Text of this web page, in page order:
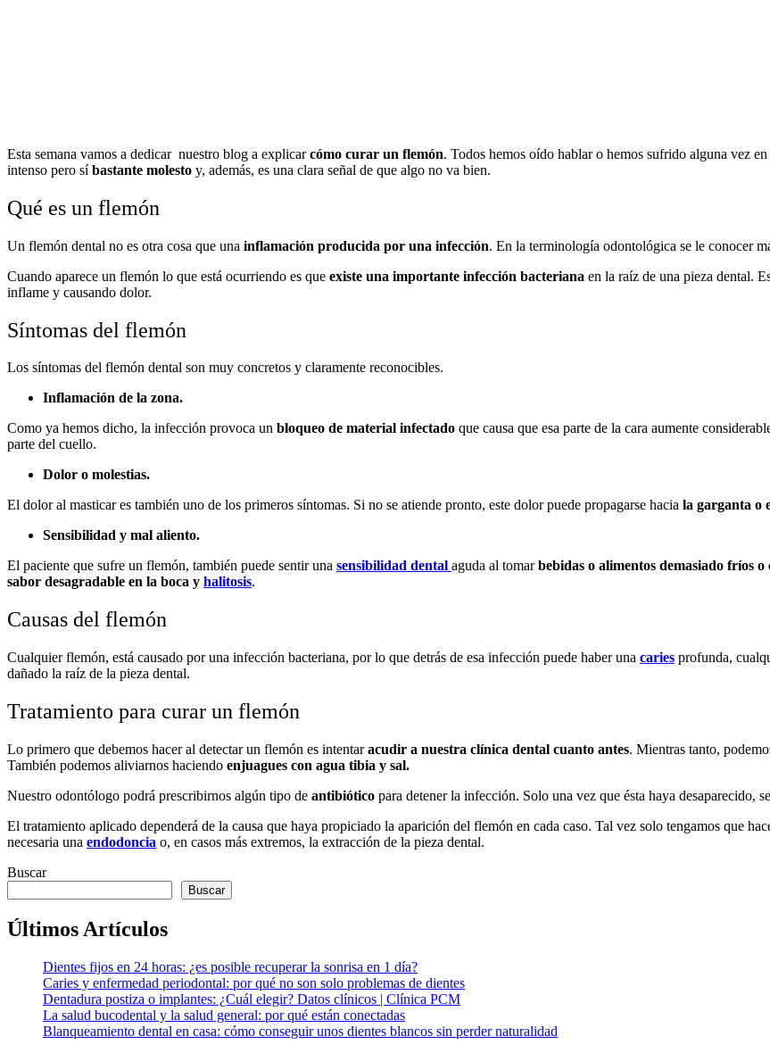
Esta semana vamos a dedicar nuestro blog a explicarcómo curar un flemón. Todos hemos oído hablar o hemos sufrido alguna vez
intenso pero síbastante molesto y, además, es una clara señal de que algo no va bien.
Qué es un flemón
Un flemón dental no es otra cosa que una inflamación producida por una infección. En la terminología odontológica se le conocer
Cuando aparece un flemón lo que está ocurriendo es que existe una importante infección bacteriana en la raíz de una pieza dental.
inflame y causando dolor.
Síntomas del flemón
Los síntomas del flemón dental son muy concretos y claramente reconocibles.
Inflamación de la zona.
Como ya hemos dicho, la infección provoca un bloqueo de material infectado que causa que esa parte de la cara aumente
parte del cuello.
Dolor o molestias.
El dolor al masticar es también uno de los primeros síntomas. Si no se atiende pronto, este dolor puede propagarse hacia la garganta o
Sensibilidad y mal aliento.
El paciente que sufre un flemón, también puede sentir una sensibilidad dental aguda al tomarbebidas o alimentos demasiado fríos o
sabor desagradable en la boca y halitosis.
Causas del flemón
Cualquier flemón, está causado por una infección bacteriana, por lo que detrás de esa infección puede haber una caries profunda,
dañado la raíz de la pieza dental.
Tratamiento para curar un flemón
Lo primero que debemos hacer al detectar un flemón es intentaracudir a nuestra clínica dental cuanto antes. Mientras tanto,
También podemos aliviarnos haciendo enjuagues con agua tibia y sal.
Nuestro odontólogo podrá prescribirnos algún tipo de antibiótico para detener la infección. Solo una vez que ésta haya desaparecido,
El tratamiento aplicado dependerá de la causa que haya propiciado la aparición del flemón en cada caso. Tal vez solo tengamos que
necesaria una endodoncia o, en casos más extremos, la extracción de la pieza dental.
Buscar
Buscar
Últimos Artículos
Dientes fijos en 24 horas: ¿es posible recuperar la sonrisa en 1 día?
Caries y enfermedad periodontal: por qué no son solo problemas de dientes
Dentadura postiza o implantes: ¿Cuál elegir? Datos clínicos | Clínica PCM
La salud bucodental y la salud general: por qué están conectadas
Blanqueamiento dental en casa: cómo conseguir unos dientes blancos sin perder naturalidad